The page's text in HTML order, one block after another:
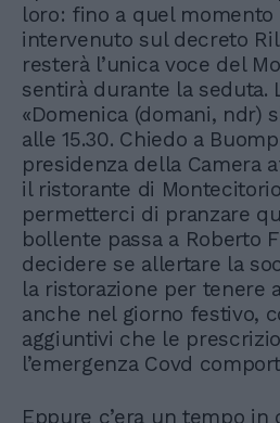
loro: fino a quel
intervenuto sul decreto
resterà l’unica voce del
sentirà durante la seduta.
«Domenica (domani, ndr)
alle 15.30. Chiedo a
presidenza della Camera
il ristorante di
permetterci di pranzare
bollente passa a Roberto
decidere se allertare la
la ristorazione per tenere
anche nel giorno festivo,
aggiuntivi che le
l’emergenza Covd
Eppure c’era un tempo